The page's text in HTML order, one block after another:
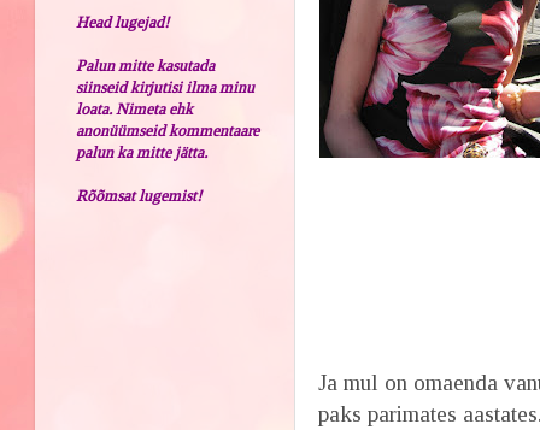
Ja mul on omaenda
paks parimates
Head lugejad!
Palun mitte kasutada
siinseid kirjutisi ilma minu
loata. Nimeta ehk
anonüümseid kommentaare
palun ka mitte jätta.
Rõõmsat lugemist!